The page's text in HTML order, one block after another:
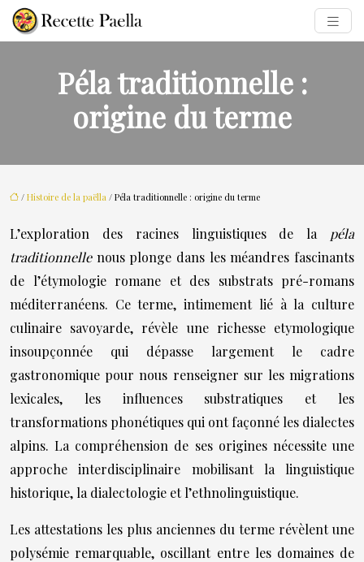
Péla traditionnelle :
origine du terme
/ Histoire de la paëlla / Péla traditionnelle : origine du terme
L’exploration des racines linguistiques de la péla
traditionnelle nous plonge dans les méandres fascinants
de l’étymologie romane et des substrats pré-romans
méditerranéens. Ce terme, intimement lié à la culture
culinaire savoyarde, révèle une richesse etymologique
insoupçonnée qui dépasse largement le cadre
gastronomique pour nous renseigner sur les migrations
lexicales, les influences substratiques et les
transformations phonétiques qui ont façonné les dialectes
alpins. La compréhension de ses origines nécessite une
approche interdisciplinaire mobilisant la linguistique
historique, la dialectologie et l’ethnolinguistique.
Les attestations les plus anciennes du terme révèlent une
polysémie remarquable, oscillant entre les domaines de